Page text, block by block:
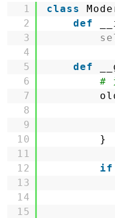
1
2
3
4
5
6
7
8
9
10
11
12
13
14
15
class
def
def
#
}
if